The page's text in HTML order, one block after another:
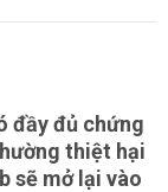
đầy đủ chứng
thiệt hại
sẽ mở lại vào